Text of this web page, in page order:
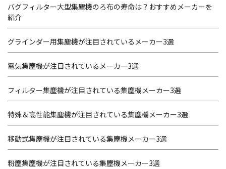
バグフィルター大型集塵機のろ布の寿命は？おすすめメーカーを
紹介
グラインダー用集塵機が注目されているメーカー3選
電気集塵機が注目されているメーカー3選
フィルター集塵機が注目されている集塵機メーカー3選
特殊＆高性能集塵機が注目されている集塵機メーカー3選
移動式集塵機が注目されている集塵機メーカー3選
粉塵集塵機が注目されている集塵機メーカー3選